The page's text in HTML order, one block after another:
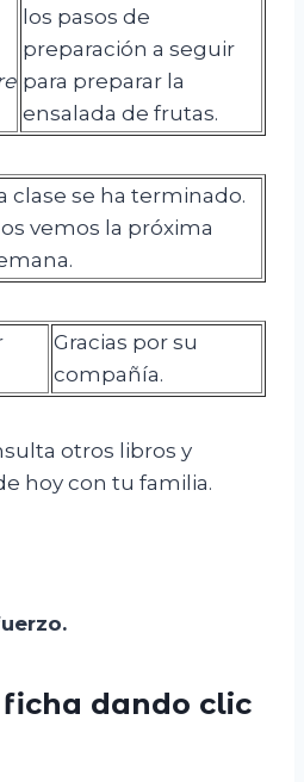
los pasos de
preparación a seguir
para preparar la
ensalada de frutas.
clase se ha terminado.
vemos la próxima
Gracias por su
compañía.
otros libros y
hoy con tu familia.
dando clic